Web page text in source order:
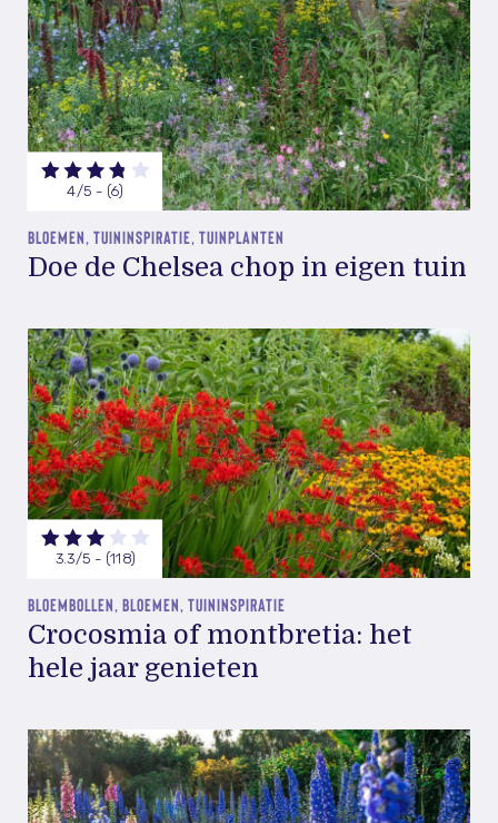
4/5 - (6)
BLOEMEN, TUININSPIRATIE, TUINPLANTEN
Doe de Chelsea chop in eigen tuin
3.3/5 - (118)
BLOEMBOLLEN, BLOEMEN, TUININSPIRATIE
Crocosmia of montbretia: het
hele jaar genieten